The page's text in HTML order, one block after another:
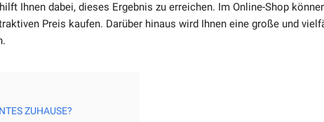
Ihnen dabei, dieses Ergebnis zu erreichen. Im Online-Shop
Preis kaufen. Darüber hinaus wird Ihnen eine große und
ZUHAUSE?